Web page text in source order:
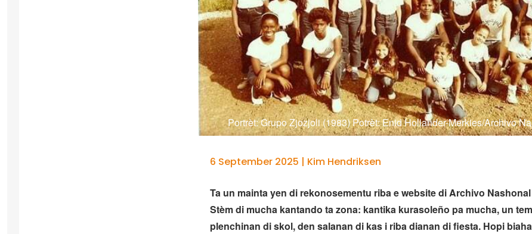
Portrèt: Grupo Zjozjoli (1983) Potrèt: Enid Hollander-Merkies/Archivo
6 September 2025 | Kim Hendriksen
Ta un mainta yen di rekonosementu riba e website di Archivo
Stèm di mucha kantando ta zona: kantika kurasoleño pa mucha, un
plenchinan di skol, den salanan di kas i riba dianan di fiesta. Hopi